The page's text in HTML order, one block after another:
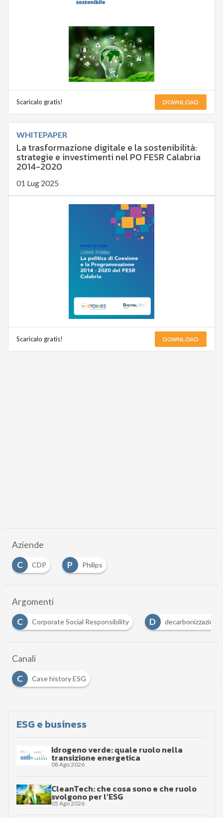
Scaricalo gratis! DOWNLOAD
WHITEPAPER
La trasformazione digitale e la sostenibilità:
strategie e investimenti nel PO FESR Calabria
2014-2020
01 Lug 2025
Scaricalo gratis! DOWNLOAD
Aziende
C
CDP P Philips
Argomenti
Social Responsibility D decarbonizzazione E
Canali
C
Case history ESG
ESG e business
Idrogeno verde: quale ruolo nella
transizione energetica
08 Ago 2026
CleanTech: che cosa sono e che ruolo
svolgono per l’ESG
05 Ago 2026